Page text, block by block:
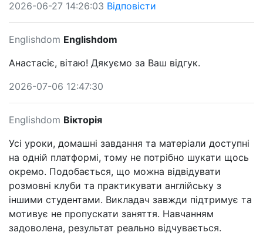
2026-06-27 14:26:03 Відповісти
Englishdom Englishdom
Анастасіє, вітаю! Дякуємо за Ваш відгук.
2026-07-06 12:47:30
Englishdom Вікторія
Усі уроки, домашні завдання та матеріали доступні
на одній платформі, тому не потрібно шукати щось
окремо. Подобається, що можна відвідувати
розмовні клуби та практикувати англійську з
іншими студентами. Викладач завжди підтримує та
мотивує не пропускати заняття. Навчанням
задоволена, результат реально відчувається.